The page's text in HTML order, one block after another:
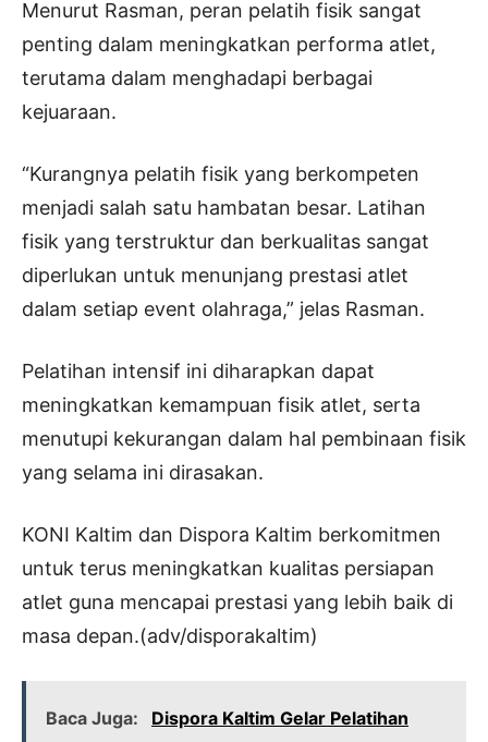
Menurut Rasman, peran pelatih fisik sangat
penting dalam meningkatkan performa atlet,
terutama dalam menghadapi berbagai
kejuaraan.
“Kurangnya pelatih fisik yang berkompeten
menjadi salah satu hambatan besar. Latihan
fisik yang terstruktur dan berkualitas sangat
diperlukan untuk menunjang prestasi atlet
dalam setiap event olahraga,” jelas Rasman.
Pelatihan intensif ini diharapkan dapat
meningkatkan kemampuan fisik atlet, serta
menutupi kekurangan dalam hal pembinaan fisik
yang selama ini dirasakan.
KONI Kaltim dan Dispora Kaltim berkomitmen
untuk terus meningkatkan kualitas persiapan
atlet guna mencapai prestasi yang lebih baik di
masa depan.(adv/disporakaltim)
Baca Juga:
Dispora Kaltim Gelar Pelatihan